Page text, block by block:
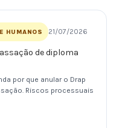
HUMANOS 21/07/2026
de diploma
por que anular o Drap
Riscos processuais